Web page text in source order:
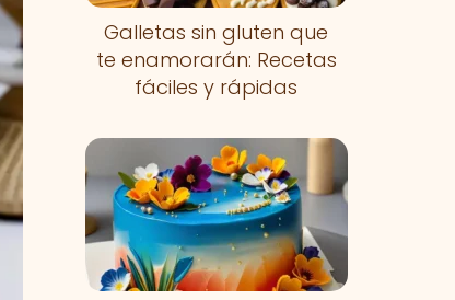
Galletas sin gluten que
te enamorarán: Recetas
fáciles y rápidas